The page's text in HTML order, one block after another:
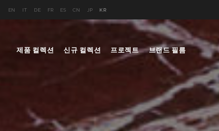
EN IT DE FR ES CN JP KR
제품 컬렉션 신규 컬렉션 프로젝트 브랜드 필름